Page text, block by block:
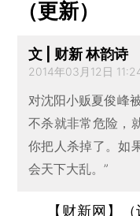
（更新）
文 | 财新 林韵诗
2014年03月12日
对沈阳小贩夏俊峰
不杀就非常危险，
你把人杀掉了。如
会天下大乱。”
【财新网】